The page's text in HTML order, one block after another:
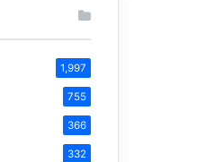
1,997
755
366
332